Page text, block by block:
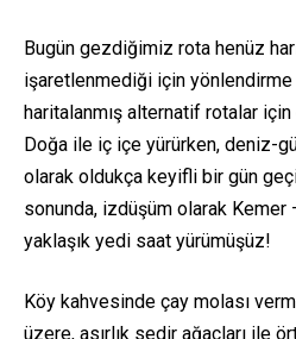
Bugün gezdiğimiz rota henüz
işaretlenmediği için yönlendirme
haritalanmış alternatif rotalar için
Doğa ile iç içe yürürken, deniz-
olarak oldukça keyifli bir gün
sonunda, izdüşüm olarak Kemer
yaklaşık yedi saat yürümüşüz!
Köy kahvesinde çay molası
üzere, asırlık sedir ağaçları ile